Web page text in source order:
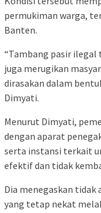
permukiman warga,
Banten.
“Tambang pasir
juga merugikan
dirasakan dalam
Dimyati.
Menurut Dimyati,
dengan aparat
serta instansi terkait
efektif dan tidak
Dia menegaskan tidak
yang tetap nekat